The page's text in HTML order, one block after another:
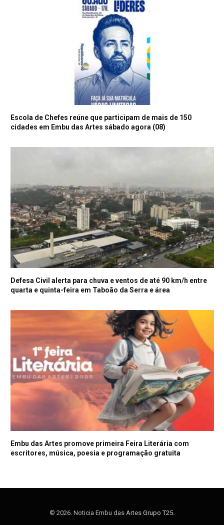
Escola de Chefes reúne que participam de mais de 150
cidades em Embu das Artes sábado agora (08)
Defesa Civil alerta para chuva e ventos de até 90 km/h entre
quarta e quinta-feira em Taboão da Serra e área
Embu das Artes promove primeira Feira Literária com
escritores, música, poesia e programação gratuita
© 2026. Noticia Embu das Artes Grupo T25.